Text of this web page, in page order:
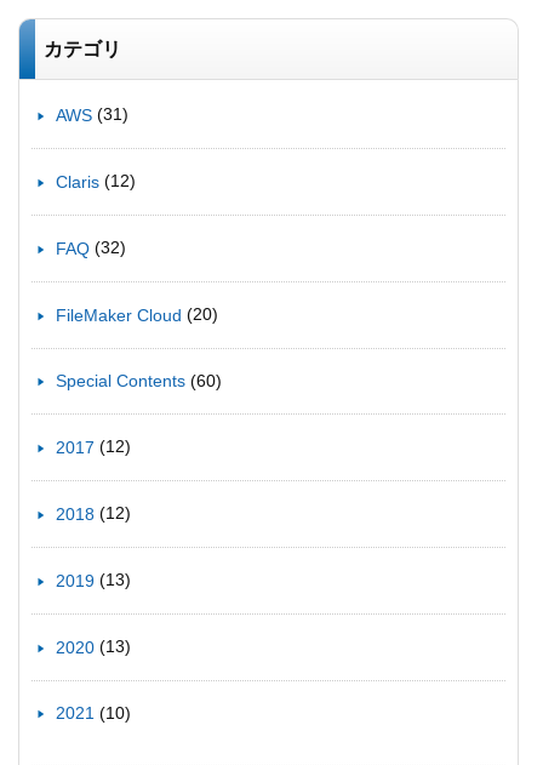
カテゴリ
AWS (31)
Claris (12)
FAQ (32)
FileMaker Cloud (20)
Special Contents (60)
2017 (12)
2018 (12)
2019 (13)
2020 (13)
2021 (10)